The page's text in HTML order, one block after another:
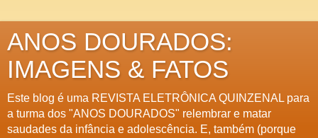
ANOS DOURADOS:
IMAGENS & FATOS
Este blog é uma REVISTA ELETRÔNICA QUINZENAL para
a turma dos "ANOS DOURADOS" relembrar e matar
saudades da infância e adolescência. E, também (porque